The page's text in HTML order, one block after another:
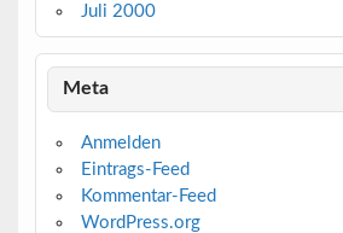
Juli 2000
Meta
Anmelden
Eintrags-Feed
Kommentar-Feed
WordPress.org